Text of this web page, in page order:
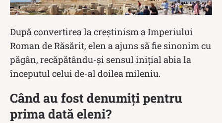
După convertirea la creștinism a Imperiului
Roman de Răsărit, elen a ajuns să fie sinonim cu
păgân, recăpătându-și sensul inițial abia la
începutul celui de-al doilea mileniu.
Când au fost denumiți pentru
prima dată eleni?